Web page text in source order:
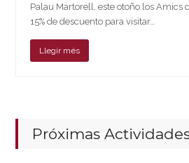
Palau Martorell, este otoño los Amics
15% de descuento para visitar…
Llegir més
Próximas